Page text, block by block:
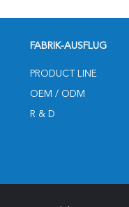
FABRIK-AUSFLUG
PRODUCT LINE
OEM / ODM
R & D